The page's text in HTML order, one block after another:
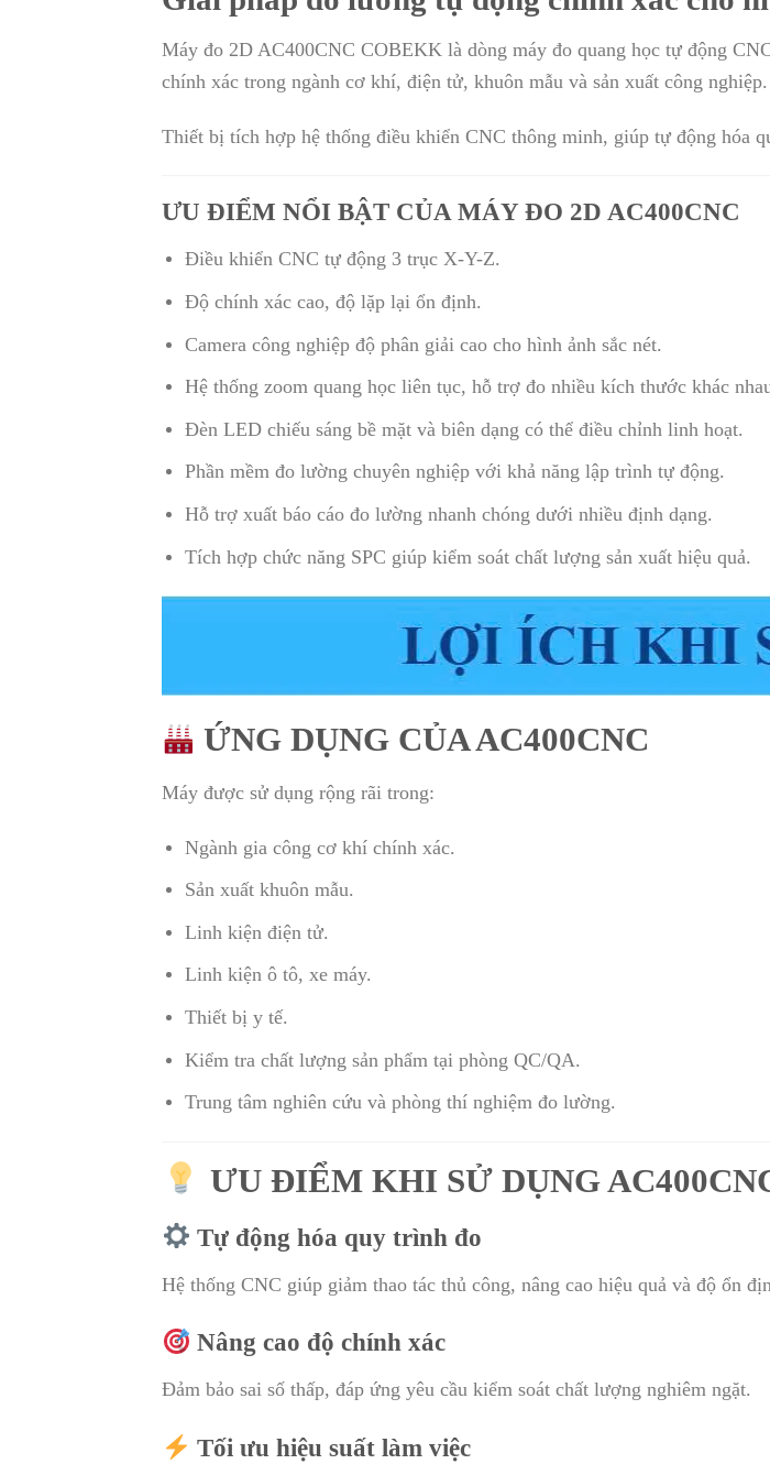
Máy đo 2D AC400CNC COBEKK là dòng máy đo quang học tự động
chính xác trong ngành cơ khí, điện tử, khuôn mẫu và sản xuất công nghiệp.
Thiết bị tích hợp hệ thống điều khiển CNC thông minh, giúp tự động hóa
ƯU ĐIỂM NỔI BẬT CỦA MÁY ĐO 2D AC400CNC
Điều khiển CNC tự động 3 trục X-Y-Z.
Độ chính xác cao, độ lặp lại ổn định.
Camera công nghiệp độ phân giải cao cho hình ảnh sắc nét.
Hệ thống zoom quang học liên tục, hỗ trợ đo nhiều kích thước khác
Đèn LED chiếu sáng bề mặt và biên dạng có thể điều chỉnh linh hoạt.
Phần mềm đo lường chuyên nghiệp với khả năng lập trình tự động.
Hỗ trợ xuất báo cáo đo lường nhanh chóng dưới nhiều định dạng.
Tích hợp chức năng SPC giúp kiểm soát chất lượng sản xuất hiệu quả.
ỨNG DỤNG CỦA AC400CNC
Máy được sử dụng rộng rãi trong:
Ngành gia công cơ khí chính xác.
Sản xuất khuôn mẫu.
Linh kiện điện tử.
Linh kiện ô tô, xe máy.
Thiết bị y tế.
Kiểm tra chất lượng sản phẩm tại phòng QC/QA.
Trung tâm nghiên cứu và phòng thí nghiệm đo lường.
ƯU ĐIỂM KHI SỬ DỤNG
Tự động hóa quy trình đo
Hệ thống CNC giúp giảm thao tác thủ công, nâng cao hiệu quả và độ ổn
Nâng cao độ chính xác
Đảm bảo sai số thấp, đáp ứng yêu cầu kiểm soát chất lượng nghiêm ngặt.
Tối ưu hiệu suất làm việc